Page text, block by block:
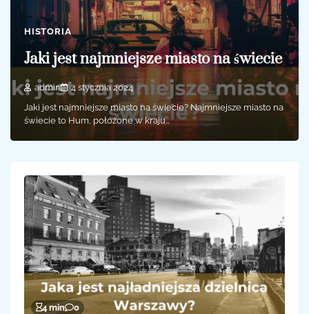
HISTORIA
Jaki jest najmniejsze miasto na świecie
admin
4 stycznia 2024
Jaki jest najmniejsze miasto na świecie? Najmniejsze miasto na
świecie to Hum, położone w kraju…
4 min 0